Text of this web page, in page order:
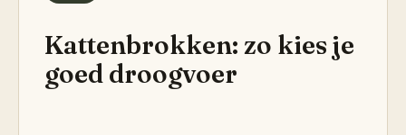
Kattenbrokken: zo kies je
goed droogvoer